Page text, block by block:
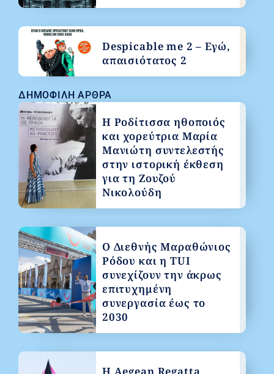
ΔΗΜΟΦΙΛΉ ΆΡΘΡΑ
Η Ροδίτισσα ηθοποιός
και χορεύτρια Μαρία
Μανιώτη συντελεστής
στην ιστορική έκθεση
για τη Ζουζού
Νικολούδη
Ο Διεθνής Μαραθώνιος
Ρόδου και η TUI
συνεχίζουν την άκρως
επιτυχημένη
συνεργασία έως το
2030
Despicable me 2 – Εγώ,
απαισιότατος 2